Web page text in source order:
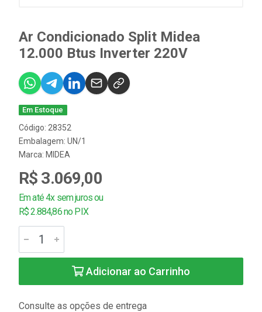
Ar Condicionado Split Midea
12.000 Btus Inverter 220V
Em Estoque
Código: 28352
Embalagem: UN/1
Marca: MIDEA
R$ 3.069,00
Em até 4x sem juros ou
R$ 2.884,86 no PIX
Adicionar ao Carrinho
Consulte as opções de entrega